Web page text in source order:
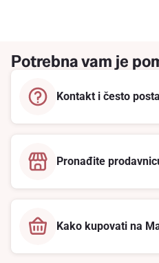
Potrebna vam je
Kontakt i često
Pronađite
Kako kupovati na